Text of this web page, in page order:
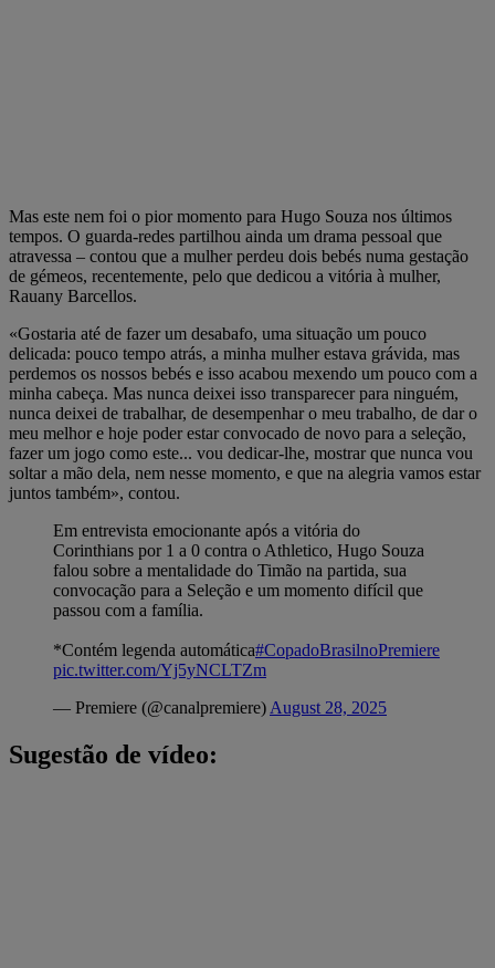
Mas este nem foi o pior momento para Hugo Souza nos últimos
tempos. O guarda-redes partilhou ainda um drama pessoal que
atravessa – contou que a mulher perdeu dois bebés numa gestação
de gémeos, recentemente, pelo que dedicou a vitória à mulher,
Rauany Barcellos.
«Gostaria até de fazer um desabafo, uma situação um pouco
delicada: pouco tempo atrás, a minha mulher estava grávida, mas
perdemos os nossos bebés e isso acabou mexendo um pouco com a
minha cabeça. Mas nunca deixei isso transparecer para ninguém,
nunca deixei de trabalhar, de desempenhar o meu trabalho, de dar o
meu melhor e hoje poder estar convocado de novo para a seleção,
fazer um jogo como este... vou dedicar-lhe, mostrar que nunca vou
soltar a mão dela, nem nesse momento, e que na alegria vamos estar
juntos também», contou.
Em entrevista emocionante após a vitória do
Corinthians por 1 a 0 contra o Athletico, Hugo Souza
falou sobre a mentalidade do Timão na partida, sua
convocação para a Seleção e um momento difícil que
passou com a família.
*Contém legenda automática#CopadoBrasilnoPremiere
pic.twitter.com/Yj5yNCLTZm
— Premiere (@canalpremiere) August 28, 2025
Sugestão de vídeo: